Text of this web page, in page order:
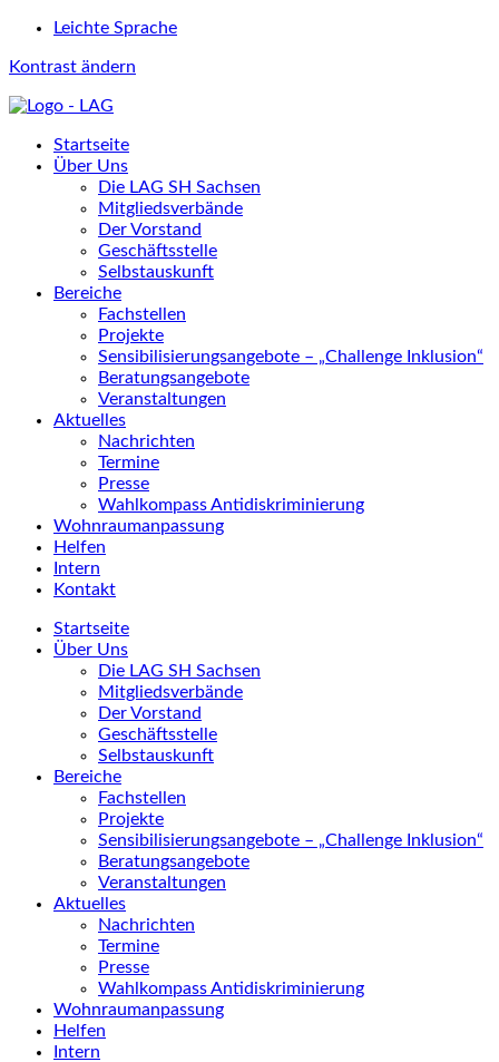
Leichte Sprache
Kontrast ändern
Startseite
Über Uns
Die LAG SH Sachsen
Mitgliedsverbände
Der Vorstand
Geschäftsstelle
Selbstauskunft
Bereiche
Fachstellen
Projekte
Sensibilisierungsangebote – „Challenge Inklusion“
Beratungsangebote
Veranstaltungen
Aktuelles
Nachrichten
Termine
Presse
Wahlkompass Antidiskriminierung
Wohnraumanpassung
Helfen
Intern
Kontakt
Startseite
Über Uns
Die LAG SH Sachsen
Mitgliedsverbände
Der Vorstand
Geschäftsstelle
Selbstauskunft
Bereiche
Fachstellen
Projekte
Sensibilisierungsangebote – „Challenge Inklusion“
Beratungsangebote
Veranstaltungen
Aktuelles
Nachrichten
Termine
Presse
Wahlkompass Antidiskriminierung
Wohnraumanpassung
Helfen
Intern